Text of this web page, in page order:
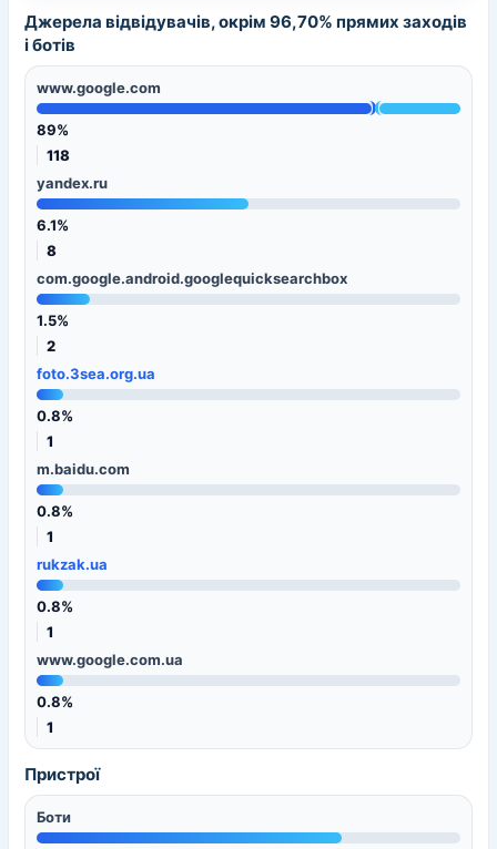
Джерела відвідувачів, окрім 96,70% прямих заходів
і ботів
www.google.com
89%
118
yandex.ru
6.1%
8
com.google.android.googlequicksearchbox
1.5%
2
foto.3sea.org.ua
0.8%
1
m.baidu.com
0.8%
1
rukzak.ua
0.8%
1
www.google.com.ua
0.8%
1
Пристрої
Боти